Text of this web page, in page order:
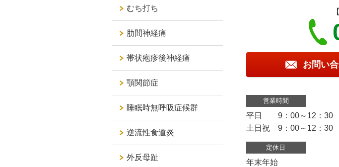
お問い
営業時間
平日 9：00～12：30
土日祝 9：00～12：
定休日
年末年始
むち打ち
肋間神経痛
帯状疱疹後神経痛
顎関節症
睡眠時無呼吸症候群
逆流性食道炎
外反母趾